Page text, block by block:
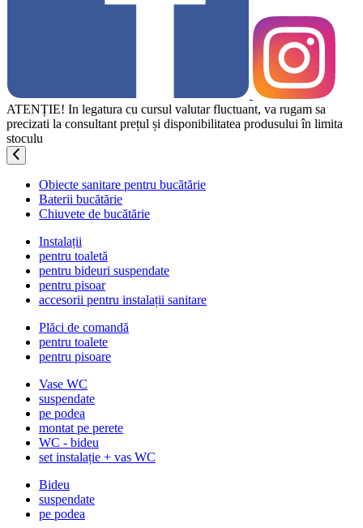
ATENȚIE! In legatura cu cursul valutar fluctuant, va rugam sa
precizati la consultant prețul și disponibilitatea produsului în limita
stoculu
Obiecte sanitare pentru bucătărie
Baterii bucătărie
Chiuvete de bucătărie
Instalații
pentru toaletă
pentru bideuri suspendate
pentru pisoar
accesorii pentru instalații sanitare
Plăci de comandă
pentru toalete
pentru pisoare
Vase WC
suspendate
pe podea
montat pe perete
WC - bideu
set instalație + vas WC
Bideu
suspendate
pe podea